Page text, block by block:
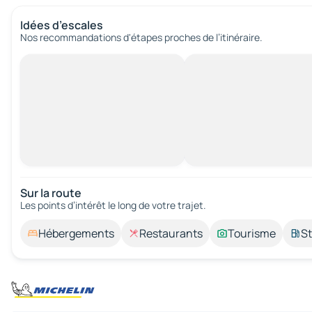
Idées d’escales
Nos recommandations d'étapes proches de l’itinéraire.
Sur la route
Les points d’intérêt le long de votre trajet.
Hébergements Restaurants Tourisme